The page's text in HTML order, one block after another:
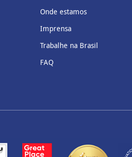
Onde estamos
Imprensa
Trabalhe na Brasil
FAQ